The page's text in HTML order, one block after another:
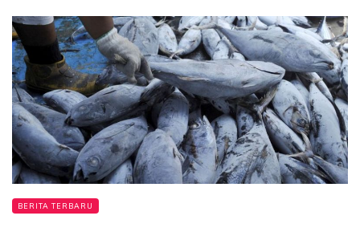
BERITA TERBARU